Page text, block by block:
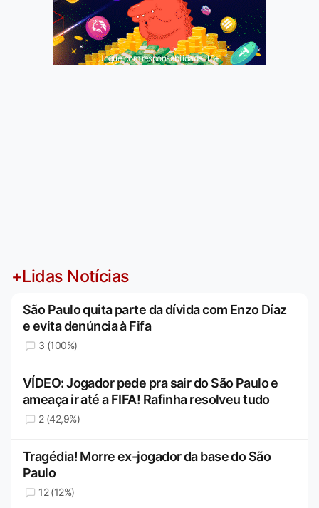
Jogue com responsabilidade. 18+
+Lidas Notícias
São Paulo quita parte da dívida com Enzo Díaz
e evita denúncia à Fifa
3 (100%)
VÍDEO: Jogador pede pra sair do São Paulo e
ameaça ir até a FIFA! Rafinha resolveu tudo
2 (42,9%)
Tragédia! Morre ex-jogador da base do São
Paulo
12 (12%)